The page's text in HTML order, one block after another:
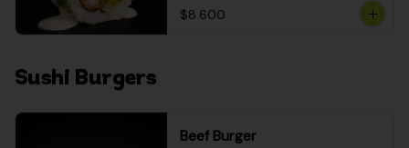
$8.600
Sushi Burgers
Beef Burger